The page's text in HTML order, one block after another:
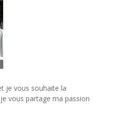
je vous souhaite la
vous partage ma passion